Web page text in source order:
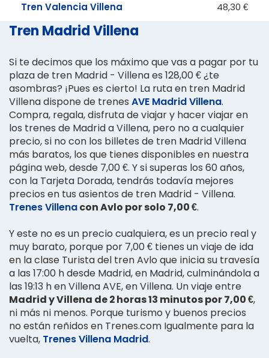
Tren Valencia Villena 48,30 €
Tren Madrid Villena
Si te decimos que los máximo que vas a pagar por tu
plaza de tren Madrid - Villena es 128,00 € ¿te
asombras? ¡Pues es cierto! La ruta en tren Madrid
Villena dispone de trenes AVE Madrid Villena.
Compra, regala, disfruta de viajar y hacer viajar en
los trenes de Madrid a Villena, pero no a cualquier
precio, si no con los billetes de tren Madrid Villena
más baratos, los que tienes disponibles en nuestra
página web, desde 7,00 €. Y si superas los 60 años,
con la Tarjeta Dorada, tendrás todavía mejores
precios en tus asientos de tren Madrid - Villena.
Trenes Villenacon Avlo por solo 7,00 €.
Y este no es un precio cualquiera, es un precio real y
muy barato, porque por 7,00 € tienes un viaje de ida
en la clase Turista del tren Avlo que inicia su travesía
a las 17:00 h desde Madrid, en Madrid, culminándola a
las 19:13 h en Villena AVE, en Villena. Un viaje entre
Madrid y Villena de 2 horas 13 minutos por 7,00 €,
ni más ni menos. Porque turismo y buenos precios
no están reñidos en Trenes.com Igualmente para la
vuelta, Trenes Villena Madrid.